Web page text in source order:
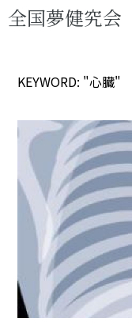
全国夢健究会
KEYWORD: "心臓"